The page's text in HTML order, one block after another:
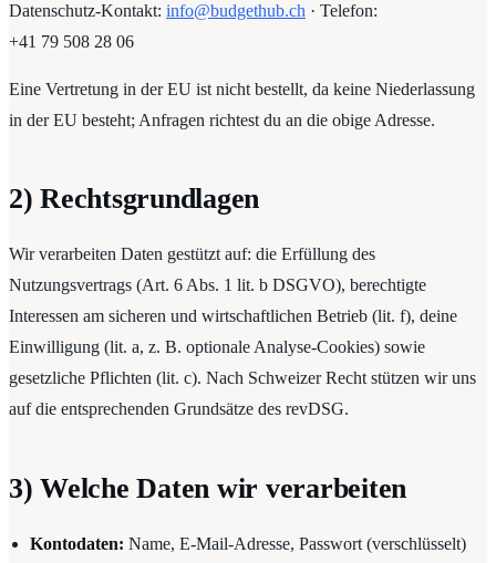
Datenschutz-Kontakt: info@budgethub.ch · Telefon:
+41 79 508 28 06
Eine Vertretung in der EU ist nicht bestellt, da keine Niederlassung
in der EU besteht; Anfragen richtest du an die obige Adresse.
2) Rechtsgrundlagen
Wir verarbeiten Daten gestützt auf: die Erfüllung des
Nutzungsvertrags (Art. 6 Abs. 1 lit. b DSGVO), berechtigte
Interessen am sicheren und wirtschaftlichen Betrieb (lit. f), deine
Einwilligung (lit. a, z. B. optionale Analyse-Cookies) sowie
gesetzliche Pflichten (lit. c). Nach Schweizer Recht stützen wir uns
auf die entsprechenden Grundsätze des revDSG.
3) Welche Daten wir verarbeiten
Kontodaten: Name, E-Mail-Adresse, Passwort (verschlüsselt)